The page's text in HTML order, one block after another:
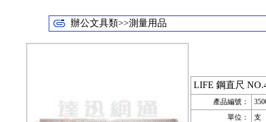
辦公文具類>>測量用品
LIFE 鋼直尺
產品編號：
單位：
支